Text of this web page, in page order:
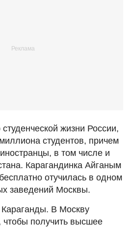
жизни России,
студентов, причем
в том числе и
Карагандинка Айганым
отучилась в одном
заведений Москвы.
В Москву
чтобы получить высшее